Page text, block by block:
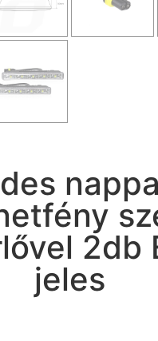
2db
jeles